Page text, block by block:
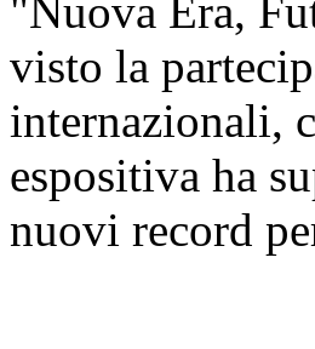
"Nuova Era,
visto la
internazionali,
espositiva ha
nuovi record